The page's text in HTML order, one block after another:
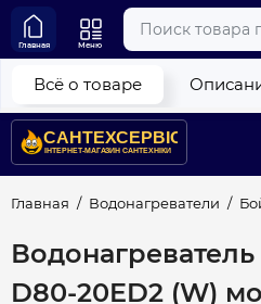
Главная Меню
Главная Водонагреватели
D80-20ED2 (W)
Всё о товаре